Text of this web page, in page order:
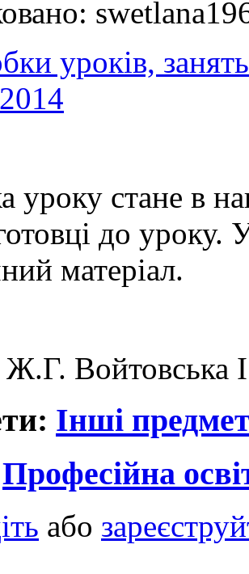
уроків, занять
уроку стане в
до уроку.
матеріал.
Ж.Г. Войтовська
Інші
Професійна
або